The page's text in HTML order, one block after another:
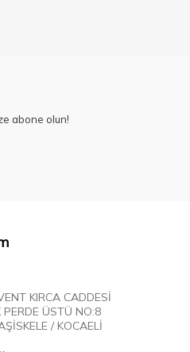
abone olun!
KIRCA CADDESİ
ÜSTÜ NO:8
/ KOCAELİ